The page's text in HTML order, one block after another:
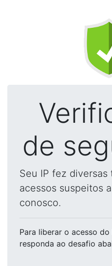
de
Seu IP fez
acessos suspeitos
conosco.
Para liberar o acesso do
responda ao desafio